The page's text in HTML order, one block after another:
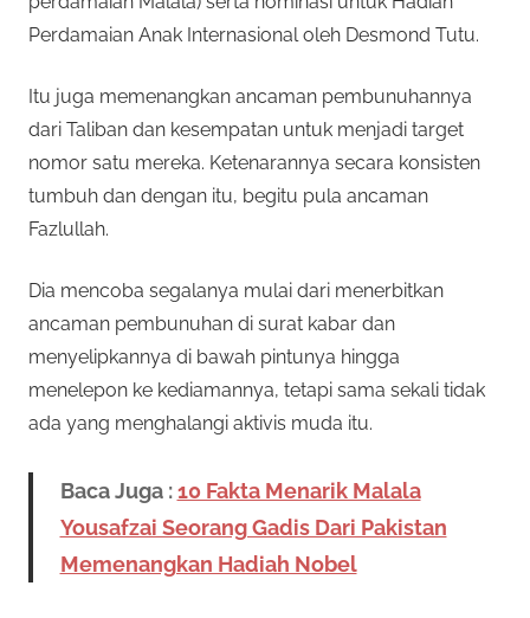
Perdamaian Anak Internasional oleh Desmond Tutu.
Itu juga memenangkan ancaman pembunuhannya
dari Taliban dan kesempatan untuk menjadi target
nomor satu mereka. Ketenarannya secara konsisten
tumbuh dan dengan itu, begitu pula ancaman
Fazlullah.
Dia mencoba segalanya mulai dari menerbitkan
ancaman pembunuhan di surat kabar dan
menyelipkannya di bawah pintunya hingga
menelepon ke kediamannya, tetapi sama sekali tidak
ada yang menghalangi aktivis muda itu.
Baca Juga :10 Fakta Menarik Malala
Yousafzai Seorang Gadis Dari Pakistan
Memenangkan Hadiah Nobel